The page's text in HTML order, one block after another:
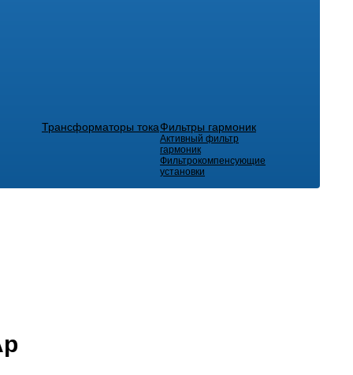
Трансформаторы токаФильтры гармоник
Активный фильтр
гармоник
Фильтрокомпенсующие
установки